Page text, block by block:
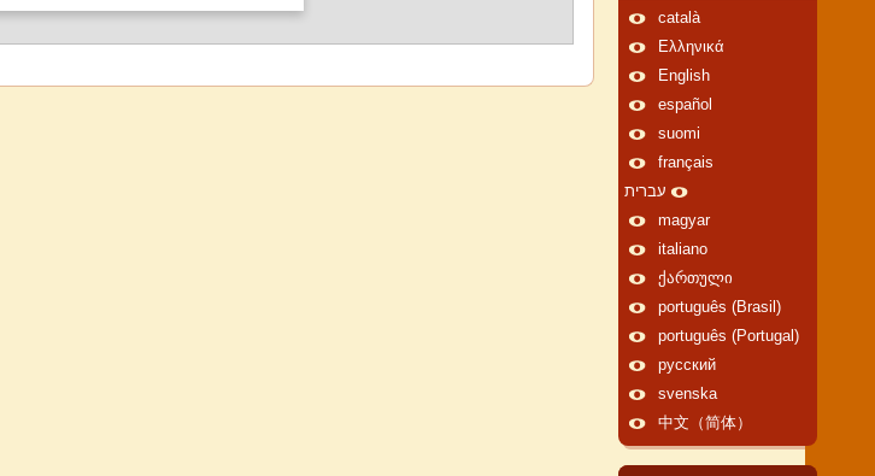
català
Ελληνικά
English
español
suomi
français
עברית
magyar
italiano
ქართული
português (Brasil)
português (Portugal)
русский
svenska
中文（简体）